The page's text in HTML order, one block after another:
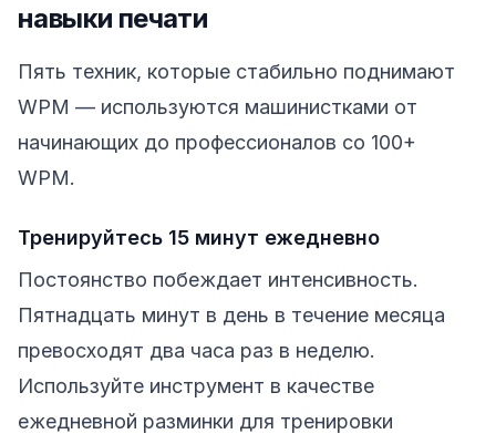
навыки печати
Пять техник, которые стабильно поднимают
WPM — используются машинистками от
начинающих до профессионалов со 100+
WPM.
Тренируйтесь 15 минут ежедневно
Постоянство побеждает интенсивность.
Пятнадцать минут в день в течение месяца
превосходят два часа раз в неделю.
Используйте инструмент в качестве
ежедневной разминки для тренировки